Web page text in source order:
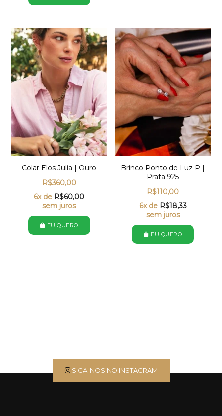
Colar Elos Julia | Ouro
R$360,00
6x de R$60,00
sem juros
EU QUERO
Brinco Ponto de Luz P |
Prata 925
R$110,00
6x de R$18,33
sem juros
EU QUERO
SIGA-NOS NO INSTAGRAM